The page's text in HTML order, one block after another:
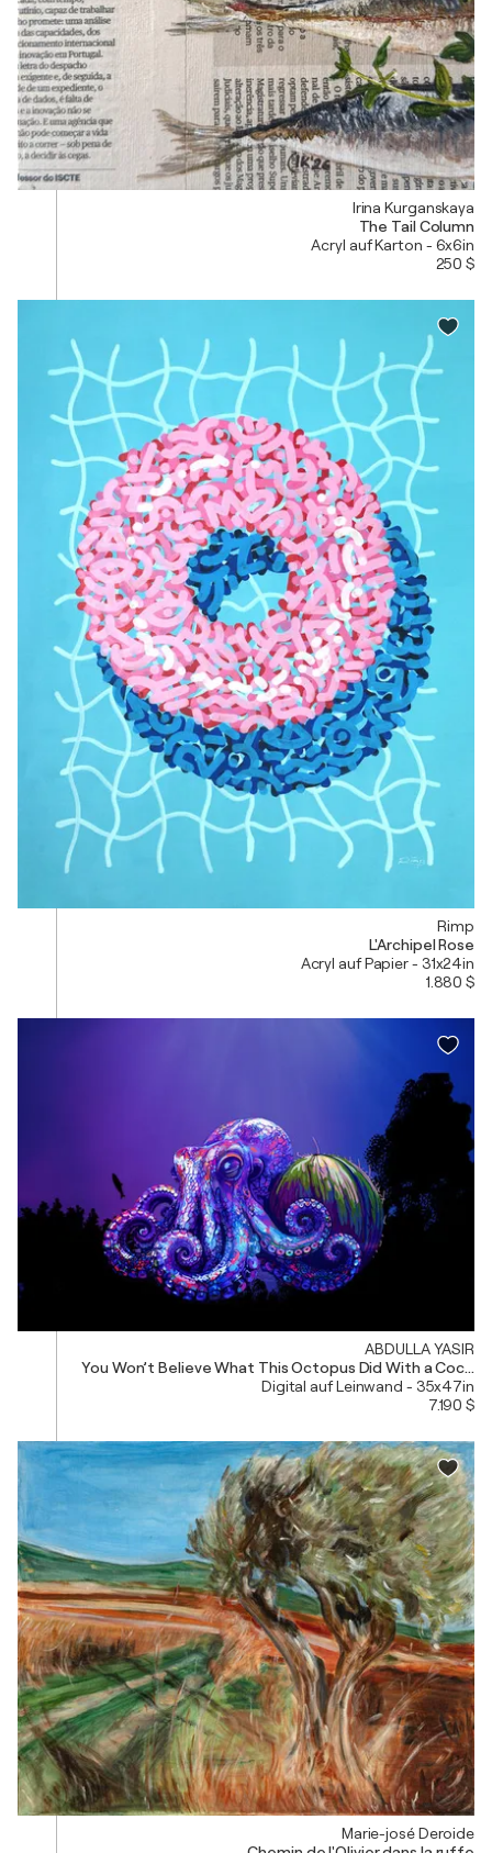
Irina Kurganskaya
The Tail Column
Acryl auf Karton - 6x6in
250 $
Rimp
L'Archipel Rose
Acryl auf Papier - 31x24in
1.880 $
ABDULLA YASIR
You Won’t Believe What This Octopus Did With a
Digital auf Leinwand - 35x47in
7.190 $
Marie-josé Deroide